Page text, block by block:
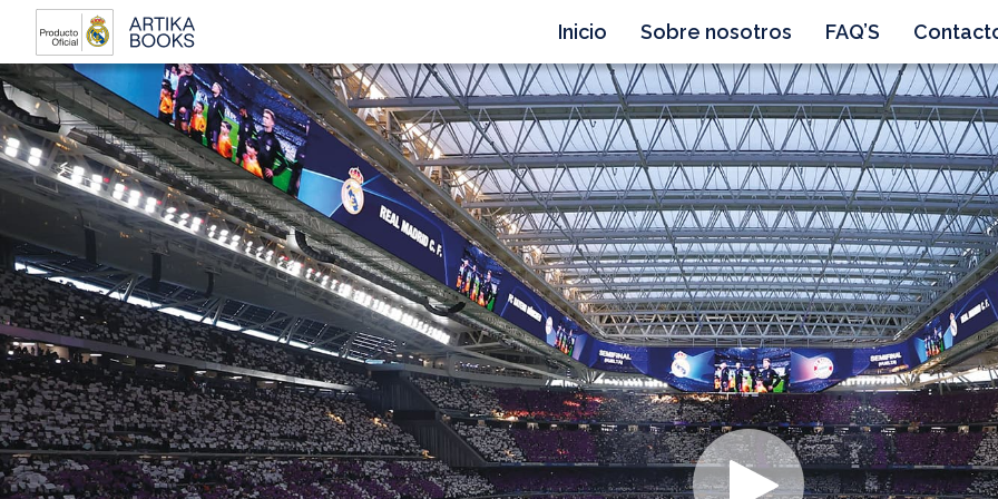
Inicio Sobre nosotros FAQ’S